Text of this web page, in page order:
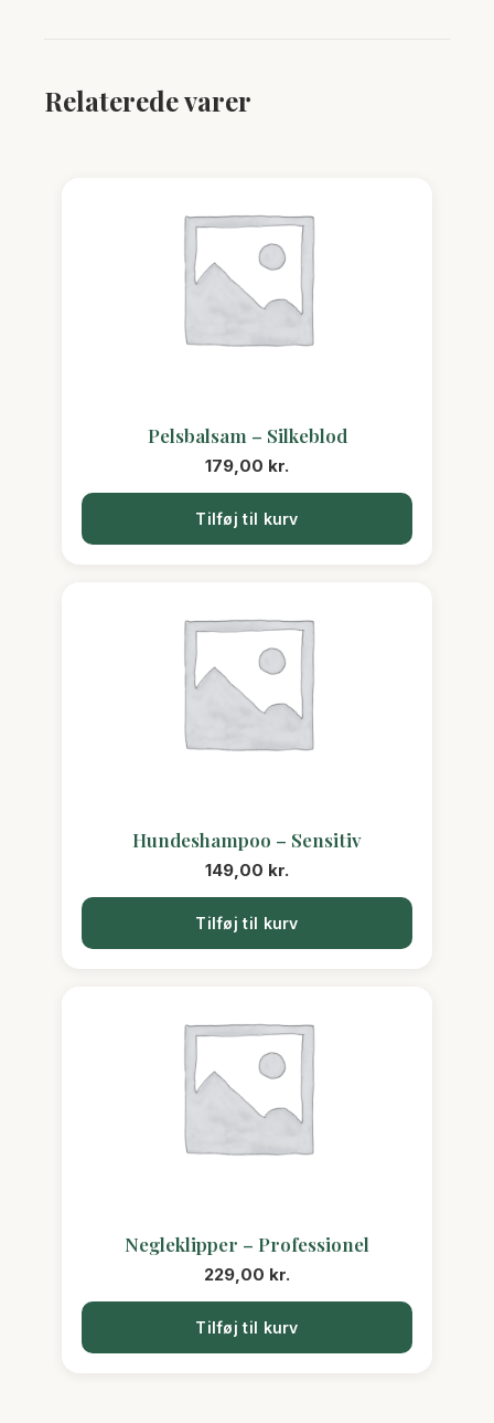
Relaterede varer
Pelsbalsam – Silkeblod
179,00 kr.
Tilføj til kurv
Hundeshampoo – Sensitiv
149,00 kr.
Tilføj til kurv
Negleklipper – Professionel
229,00 kr.
Tilføj til kurv